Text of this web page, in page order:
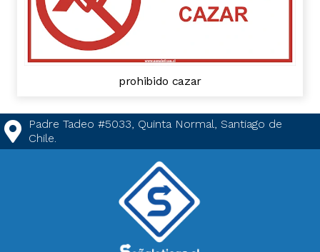
prohibido cazar
Padre Tadeo #5033, Quinta Normal, Santiago de
Chile.